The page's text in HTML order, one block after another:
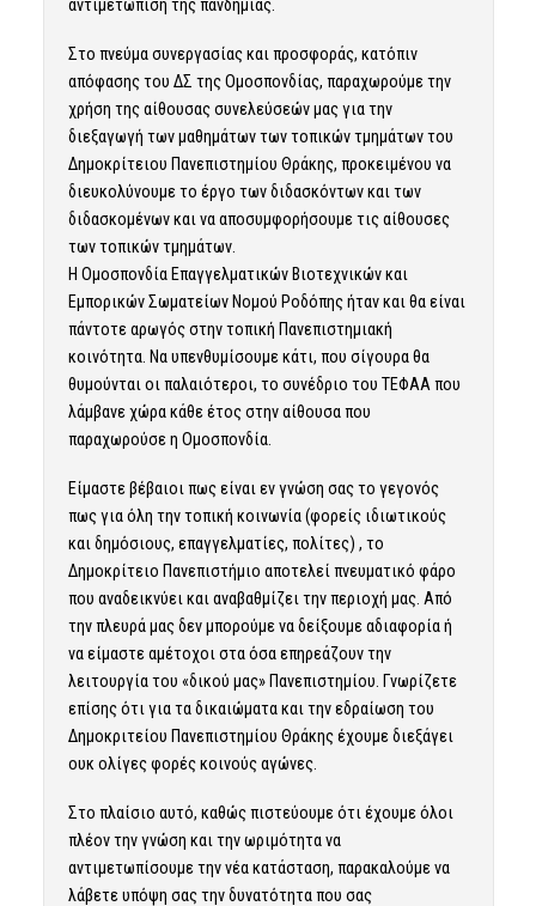
αντιμετώπιση της πανδημίας.
Στο πνεύμα συνεργασίας και προσφοράς, κατόπιν
απόφασης του ΔΣ της Ομοσπονδίας, παραχωρούμε την
χρήση της αίθουσας συνελεύσεών μας για την
διεξαγωγή των μαθημάτων των τοπικών τμημάτων του
Δημοκρίτειου Πανεπιστημίου Θράκης, προκειμένου να
διευκολύνουμε το έργο των διδασκόντων και των
διδασκομένων και να αποσυμφορήσουμε τις αίθουσες
των τοπικών τμημάτων.
Η Ομοσπονδία Επαγγελματικών Βιοτεχνικών και
Εμπορικών Σωματείων Νομού Ροδόπης ήταν και θα είναι
πάντοτε αρωγός στην τοπική Πανεπιστημιακή
κοινότητα. Να υπενθυμίσουμε κάτι, που σίγουρα θα
θυμούνται οι παλαιότεροι, το συνέδριο του ΤΕΦΑΑ που
λάμβανε χώρα κάθε έτος στην αίθουσα που
παραχωρούσε η Ομοσπονδία.
Είμαστε βέβαιοι πως είναι εν γνώση σας το γεγονός
πως για όλη την τοπική κοινωνία (φορείς ιδιωτικούς
και δημόσιους, επαγγελματίες, πολίτες) , το
Δημοκρίτειο Πανεπιστήμιο αποτελεί πνευματικό φάρο
που αναδεικνύει και αναβαθμίζει την περιοχή μας. Από
την πλευρά μας δεν μπορούμε να δείξουμε αδιαφορία ή
να είμαστε αμέτοχοι στα όσα επηρεάζουν την
λειτουργία του «δικού μας» Πανεπιστημίου. Γνωρίζετε
επίσης ότι για τα δικαιώματα και την εδραίωση του
Δημοκριτείου Πανεπιστημίου Θράκης έχουμε διεξάγει
ουκ ολίγες φορές κοινούς αγώνες.
Στο πλαίσιο αυτό, καθώς πιστεύουμε ότι έχουμε όλοι
πλέον την γνώση και την ωριμότητα να
αντιμετωπίσουμε την νέα κατάσταση, παρακαλούμε να
λάβετε υπόψη σας την δυνατότητα που σας